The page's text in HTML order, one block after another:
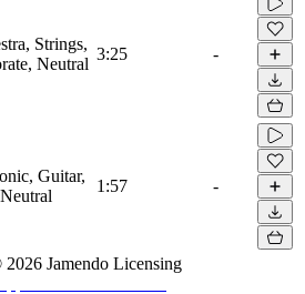
Strings,
Neutral
3:25 -
Guitar,
1:57 -
2026 Jamendo Licensing